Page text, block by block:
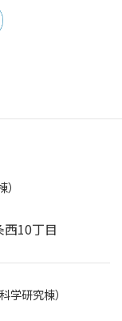
10丁目
学研究棟）